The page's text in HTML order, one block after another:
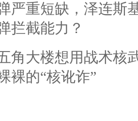
严重短缺，泽连斯
拦截能力？
角大楼想用战术核
裸的“核讹诈”